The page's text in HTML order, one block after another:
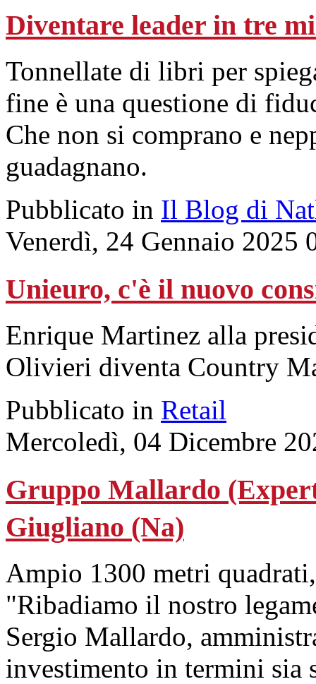
Diventare leader in tre
Tonnellate di libri per
fine è una questione di
Che non si comprano e
guadagnano.
Pubblicato in Il Blog di
Venerdì, 24 Gennaio 2025
Unieuro, c'è il nuovo
Enrique Martinez alla
Olivieri diventa Country
Pubblicato in Retail
Mercoledì, 04 Dicembre
Gruppo Mallardo
Giugliano (Na)
Ampio 1300 metri
"Ribadiamo il nostro
Sergio Mallardo,
investimento in termini sia